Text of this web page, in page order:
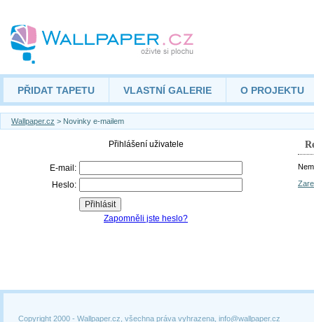
PŘIDAT TAPETU VLASTNÍ GALERIE O PROJEKTU
Wallpaper.cz > Novinky e-mailem
Copyright 2000 - Wallpaper.cz, všechna práva vyhrazena, info@wallpaper.cz